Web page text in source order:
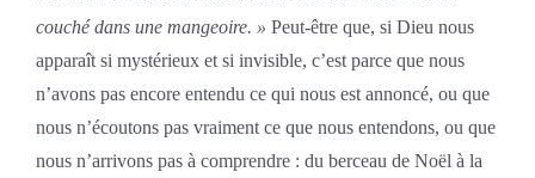
couché dans une mangeoire. » Peut-être que, si Dieu nous
apparaît si mystérieux et si invisible, c’est parce que nous
n’avons pas encore entendu ce qui nous est annoncé, ou que
nous n’écoutons pas vraiment ce que nous entendons, ou que
nous n’arrivons pas à comprendre : du berceau de Noël à la